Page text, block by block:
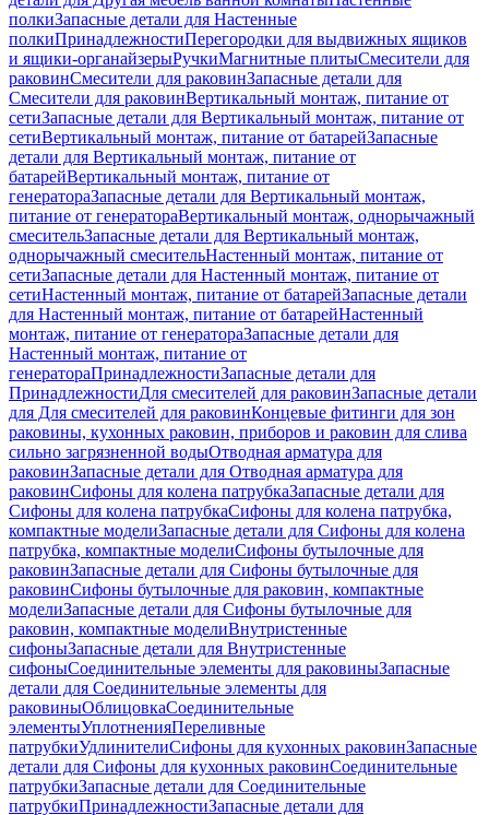
полкиЗапасные детали для Настенные
полкиПринадлежностиПерегородки для выдвижных ящиков
и ящики-органайзерыРучкиМагнитные плитыСмесители для
раковинСмесители для раковинЗапасные детали для
Смесители для раковинВертикальный монтаж, питание от
сетиЗапасные детали для Вертикальный монтаж, питание от
сетиВертикальный монтаж, питание от батарейЗапасные
детали для Вертикальный монтаж, питание от
батарейВертикальный монтаж, питание от
генератораЗапасные детали для Вертикальный монтаж,
питание от генератораВертикальный монтаж, однорычажный
смесительЗапасные детали для Вертикальный монтаж,
однорычажный смесительНастенный монтаж, питание от
сетиЗапасные детали для Настенный монтаж, питание от
сетиНастенный монтаж, питание от батарейЗапасные детали
для Настенный монтаж, питание от батарейНастенный
монтаж, питание от генератораЗапасные детали для
Настенный монтаж, питание от
генератораПринадлежностиЗапасные детали для
ПринадлежностиДля смесителей для раковинЗапасные детали
для Для смесителей для раковинКонцевые фитинги для зон
раковины, кухонных раковин, приборов и раковин для слива
сильно загрязненной водыОтводная арматура для
раковинЗапасные детали для Отводная арматура для
раковинСифоны для колена патрубкаЗапасные детали для
Сифоны для колена патрубкаСифоны для колена патрубка,
компактные моделиЗапасные детали для Сифоны для колена
патрубка, компактные моделиСифоны бутылочные для
раковинЗапасные детали для Сифоны бутылочные для
раковинСифоны бутылочные для раковин, компактные
моделиЗапасные детали для Сифоны бутылочные для
раковин, компактные моделиВнутристенные
сифоныЗапасные детали для Внутристенные
сифоныСоединительные элементы для раковиныЗапасные
детали для Соединительные элементы для
раковиныОблицовкаСоединительные
элементыУплотненияПереливные
патрубкиУдлинителиСифоны для кухонных раковинЗапасные
детали для Сифоны для кухонных раковинСоединительные
патрубкиЗапасные детали для Соединительные
патрубкиПринадлежностиЗапасные детали для